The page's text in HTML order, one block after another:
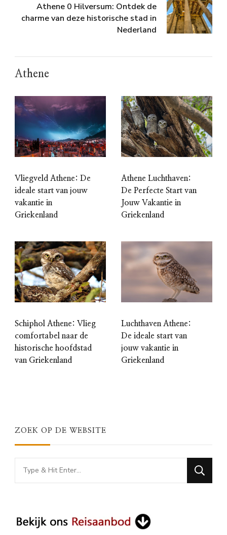
Athene 0 Hilversum: Ontdek de
charme van deze historische stad in
Nederland
Athene
Vliegveld Athene: De
ideale start van jouw
vakantie in
Griekenland
Athene Luchthaven:
De Perfecte Start van
Jouw Vakantie in
Griekenland
Schiphol Athene: Vlieg
comfortabel naar de
historische hoofdstad
van Griekenland
Luchthaven Athene:
De ideale start van
jouw vakantie in
Griekenland
ZOEK OP DE WEBSITE
Looking
for